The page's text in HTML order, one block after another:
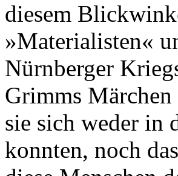
diesem
»Materialisten«
Nürnberger
Grimms
sie sich weder in
konnten, noch